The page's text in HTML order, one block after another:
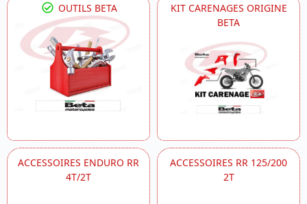
OUTILS BETA
KIT CARENAGES ORIGINE
BETA
ACCESSOIRES ENDURO RR
4T/2T
ACCESSOIRES RR 125/200
2T